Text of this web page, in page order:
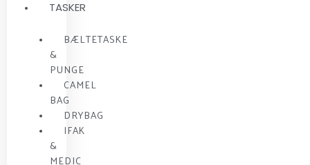
TASKER
BÆLTETASKE
&
PUNGE
CAMEL
BAG
DRYBAG
IFAK
&
MEDIC